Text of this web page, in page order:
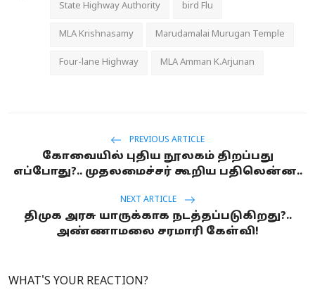
State Highway Authority bird Flu
MLA Krishnasamy Marudamalai Murugan Temple
Four-lane Highway MLA Amman K.Arjunan
PREVIOUS ARTICLE
கோவையில் புதிய நூலகம் திறப்பது
எப்போது?.. முதலமைச்சர் கூறிய பதிலென்ன..
NEXT ARTICLE
திமுக அரசு யாருக்காக நடத்தப்படுகிறது?..
அண்ணாமலை சரமாரி கேள்வி!
WHAT'S YOUR REACTION?